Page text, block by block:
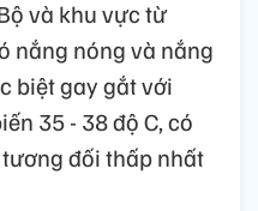
và khu vực từ
nắng nóng và nắng
biệt gay gắt với
35 - 38 độ C, có
đối thấp nhất